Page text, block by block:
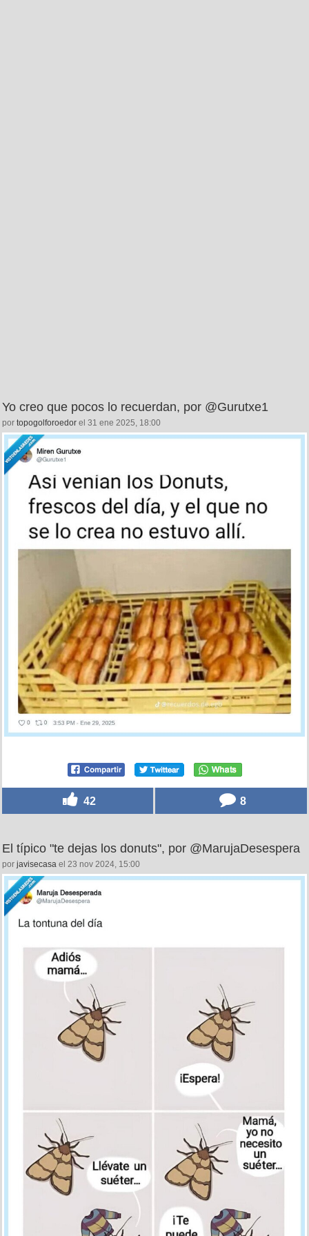
Yo creo que pocos lo recuerdan, por @Gurutxe1
por topogolforoedor el 31 ene 2025, 18:00
42 8
El típico "te dejas los donuts", por @MarujaDesespera
por javisecasa el 23 nov 2024, 15:00